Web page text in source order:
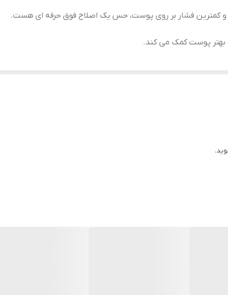
و کمترین فشار بر روی پوست، حس یک اصلاح فوق حرفه ای هست.